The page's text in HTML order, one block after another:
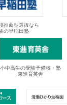
推薦型選抜なら
の早稲田塾
小中高生の受験予備校・塾
東進育英舎